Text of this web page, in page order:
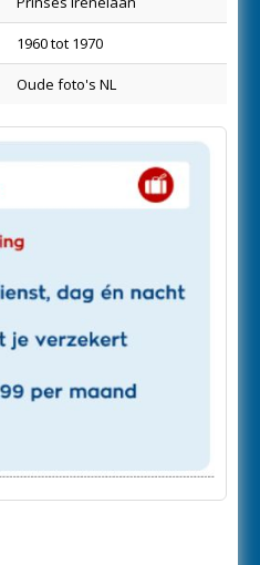
1960 tot 1970
Oude foto's NL